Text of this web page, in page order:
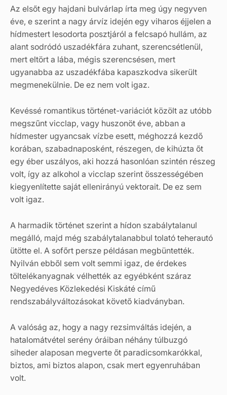
Az elsőt egy hajdani bulvárlap írta meg úgy negyven
éve, e szerint a nagy árvíz idején egy viharos éjjelen a
hídmestert lesodorta posztjáról a felcsapó hullám, az
alant sodródó uszadékfára zuhant, szerencsétlenül,
mert eltört a lába, mégis szerencsésen, mert
ugyanabba az uszadékfába kapaszkodva sikerült
megmenekülnie. De ez nem volt igaz.
Kevéssé romantikus történet-variációt közölt az utóbb
megszűnt vicclap, vagy huszonöt éve, abban a
hídmester ugyancsak vízbe esett, méghozzá kezdő
korában, szabadnaposként, részegen, de kihúzta őt
egy éber uszályos, aki hozzá hasonlóan szintén részeg
volt, így az alkohol a vicclap szerint összességében
kiegyenlítette saját ellenirányú vektorait. De ez sem
volt igaz.
A harmadik történet szerint a hídon szabálytalanul
megálló, majd még szabálytalanabbul tolató teherautó
ütötte el. A sofőrt persze példásan megbüntették.
Nyilván ebből sem volt semmi igaz, de érdekes
töltelékanyagnak vélhették az egyébként száraz
Negyedéves Közlekedési Kiskáté című
rendszabályváltozásokat követő kiadványban.
A valóság az, hogy a nagy rezsimváltás idején, a
hatalomátvétel serény óráiban néhány túlbuzgó
siheder alaposan megverte őt paradicsomkarókkal,
biztos, ami biztos alapon, csak mert egyenruhában
volt.